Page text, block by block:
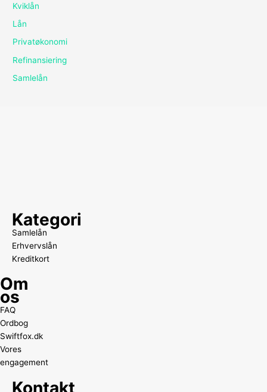
Kviklån
Lån
Privatøkonomi
Refinansiering
Samlelån
Kategori
Samlelån
Erhvervslån
Kreditkort
Om
os
FAQ
Ordbog
Swiftfox.dk
Vores
engagement
Kontakt